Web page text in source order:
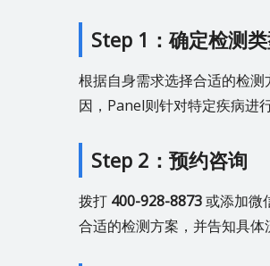
Step 1：确定检测
根据自身需求选择合适的检
因，Panel则针对特定疾病进
Step 2：预约咨询
拨打 400-928-8873或添加微
合适的检测方案，并告知具体